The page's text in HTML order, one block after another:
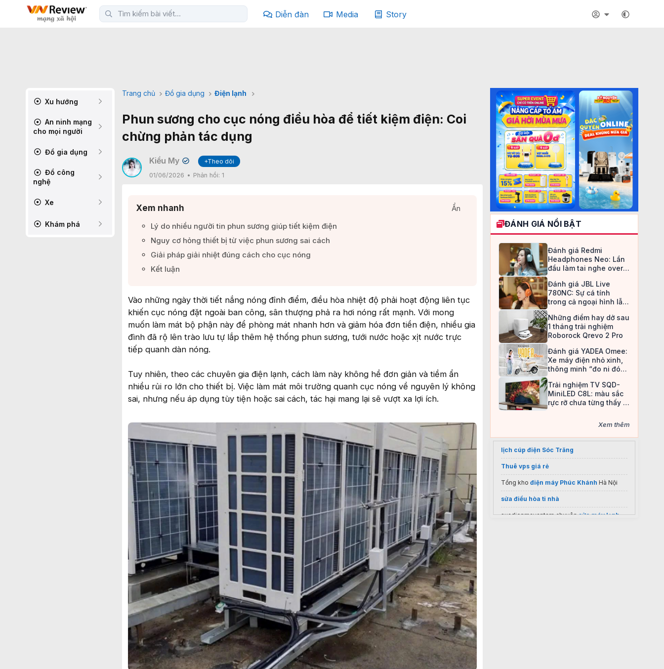
Diễn đàn Media Story
Xu hướng
An ninh mạng
cho mọi người
Đồ gia dụng
Đồ công
nghệ
Xe
Khám phá
Trang chủ Đồ gia dụng Điện lạnh
Phun sương cho cục nóng điều hòa để tiết kiệm điện: Coi
chừng phản tác dụng
Kiều My ✔
+Theo dõi
01/06/2026
Phản hồi: 1
Xem nhanh
Ẩn
Lý do nhiều người tin phun sương giúp tiết kiệm điện​
Nguy cơ hỏng thiết bị từ việc phun sương sai cách​
Giải pháp giải nhiệt đúng cách cho cục nóng​
Kết luận​
Vào những ngày thời tiết nắng nóng đỉnh điểm, điều hòa nhiệt độ phải hoạt động liên tục
khiến cục nóng đặt ngoài ban công, sân thượng phả ra hơi nóng rất mạnh. Với mong
muốn làm mát bộ phận này để phòng mát nhanh hơn và giảm hóa đơn tiền điện, nhiều gia
đình đã rộ lên trào lưu tự lắp thêm hệ thống phun sương, tưới nước hoặc xịt nước trực
tiếp quanh dàn nóng.
Tuy nhiên, theo các chuyên gia điện lạnh, cách làm này không hề đơn giản và tiềm ẩn
nhiều rủi ro lớn cho thiết bị. Việc làm mát môi trường quanh cục nóng về nguyên lý không
sai, nhưng nếu áp dụng tùy tiện hoặc sai cách, tác hại mang lại sẽ vượt xa lợi ích.
ĐÁNH GIÁ NỔI BẬT
Đánh giá Redmi
Headphones Neo: Lần
đầu làm tai nghe over-
an toàn
Đánh giá JBL Live
780NC: Sự cá tính
trong cả ngoại hình lẫn
Những điểm hay dở sau
1 tháng trải nghiệm
Roborock Qrevo 2 Pro
Đánh giá YADEA Omee:
Xe máy điện nhỏ xinh,
thông minh “đo ni đóng
Trải nghiệm TV SQD-
MiniLED C8L: màu sắc
rực rỡ chưa từng thấy ở
Xem thêm
lịch cúp điện Sóc Trăng
Thuê vps giá rẻ
Tổng kho điện máy Phúc Khánh Hà Nội
sửa điều hòa ti nhà
suadienmayantam chuyênsửa máy lạnh